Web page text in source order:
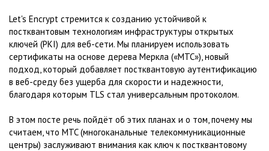
Let's Encrypt стремится к созданию устойчивой к
постквантовым технологиям инфраструктуры открытых
ключей (PKI) для веб-сети. Мы планируем использовать
сертификаты на основе дерева Меркла («MTC»), новый
подход, который добавляет постквантовую аутентификацию
в веб-среду без ущерба для скорости и надежности,
благодаря которым TLS стал универсальным протоколом.
В этом посте речь пойдёт об этих планах и о том, почему мы
считаем, что MTC (многоканальные телекоммуникационные
центры) заслуживают внимания как ключ к постквантовому